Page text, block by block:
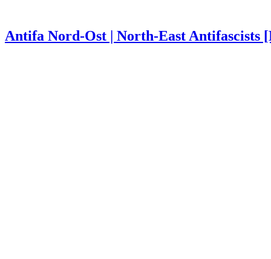
Antifa Nord-Ost | North-East Antifascists